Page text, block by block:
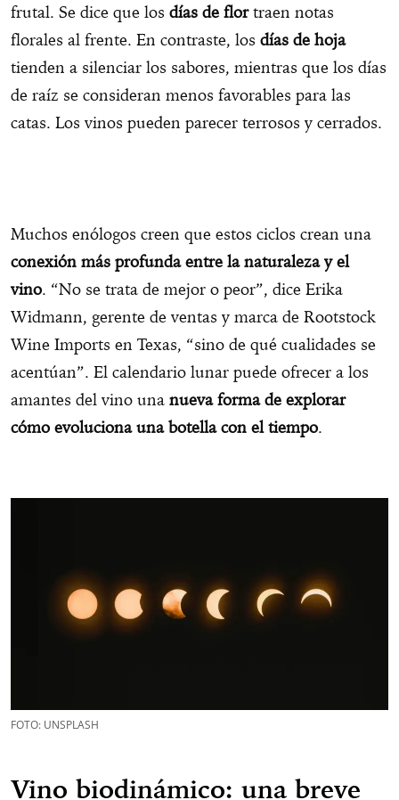
frutal. Se dice que los días de flortraen notas
florales al frente. En contraste, los días de hoja
tienden a silenciar los sabores, mientras que los días
de raíz se consideran menos favorables para las
catas. Los vinos pueden parecer terrosos y cerrados.
Muchos enólogos creen que estos ciclos crean una
conexión más profunda entre la naturaleza y el
vino. “No se trata de mejor o peor”, dice Erika
Widmann, gerente de ventas y marca de Rootstock
Wine Imports en Texas, “sino de qué cualidades se
acentúan”. El calendario lunar puede ofrecer a los
amantes del vino una nueva forma de explorar
cómo evoluciona una botella con el tiempo.
FOTO: UNSPLASH
Vino biodinámico: una breve